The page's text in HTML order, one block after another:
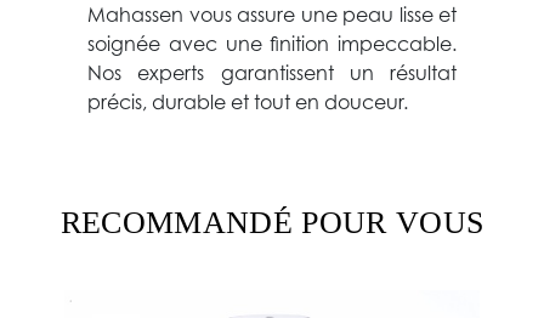
Mahassen vous assure une peau lisse et
soignée avec une finition impeccable.
Nos experts garantissent un résultat
précis, durable et tout en douceur.
RECOMMANDÉ POUR VOUS